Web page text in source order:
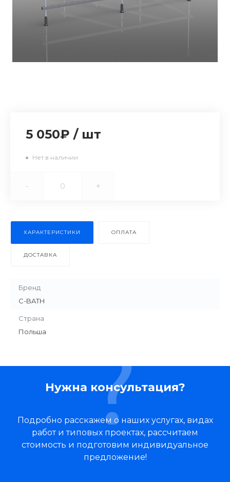
5 050₽ / шт
Нет в наличии
- +
ХАРАКТЕРИСТИКИ ОПЛАТА
ДОСТАВКА
Бренд
C-BATH
Страна
Польша
Нужна консультация?
Подробно расскажем о наших услугах, видах
работ и типовых проектах, рассчитаем
стоимость и подготовим индивидуальное
предложение!